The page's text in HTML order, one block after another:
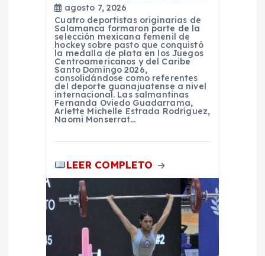
agosto 7, 2026
Cuatro deportistas originarias de
Salamanca formaron parte de la
selección mexicana femenil de
hockey sobre pasto que conquistó
la medalla de plata en los Juegos
Centroamericanos y del Caribe
Santo Domingo 2026,
consolidándose como referentes
del deporte guanajuatense a nivel
internacional. Las salmantinas
Fernanda Oviedo Guadarrama,
Arlette Michelle Estrada Rodríguez,
Naomi Monserrat…
LEER COMPLETO